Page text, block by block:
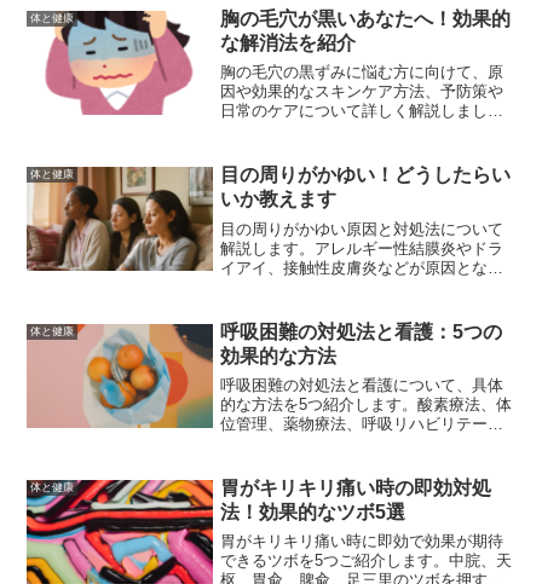
グについても説明します。
体と健康
胸の毛穴が黒いあなたへ！効果的
な解消法を紹介
胸の毛穴の黒ずみに悩む方に向けて、原
因や効果的なスキンケア方法、予防策や
日常のケアについて詳しく解説しまし
を手に入れましょう。
体と健康
目の周りがかゆい！どうしたらい
いか教えます
目の周りがかゆい原因と対処法について
解説します。アレルギー性結膜炎やドラ
イアイ、接触性皮膚炎などが原因となる
す。目のかゆみが続く場合は、専門医の
診察を受けることをお勧めします。
体と健康
呼吸困難の対処法と看護：5つの
効果的な方法
呼吸困難の対処法と看護について、具体
的な方法を5つ紹介します。酸素療法、体
位管理、薬物療法、呼吸リハビリテーシ
を解説します。
体と健康
胃がキリキリ痛い時の即効対処
法！効果的なツボ5選
胃がキリキリ痛い時に即効で効果が期待
できるツボを5つご紹介します。中脘、天
枢、胃兪、脾兪、足三里のツボを押すこ